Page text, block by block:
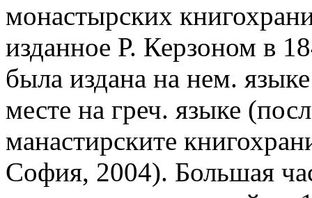
монастырских
изданное Р. Керзоном в
была издана на нем.
месте на греч. языке
манастирските
София, 2004). Большая